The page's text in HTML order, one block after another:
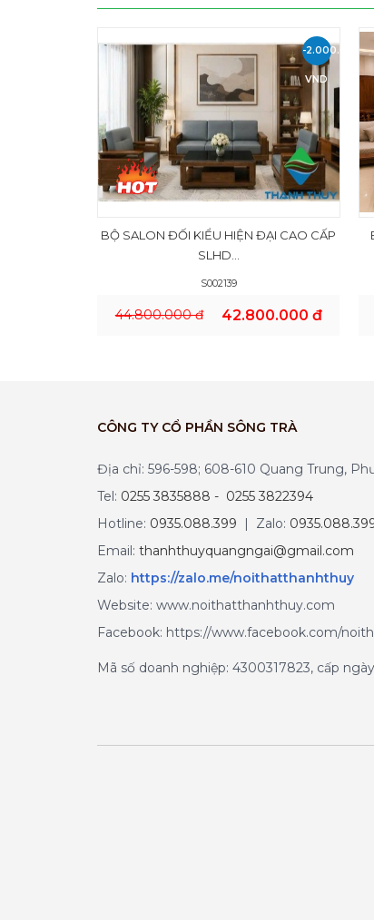
-2.000.000
VND
BỘ SALON ĐỐI KIỂU HIỆN ĐẠI CAO CẤP
SLHD...
S002139
44.800.000 đ 42.800.000 đ
CÔNG TY CỔ PHẦN SÔNG TRÀ
Địa chỉ: 596-598; 608-610 Quang Trung,
Tel: 0255 3835888 - 0255 3822394
Hotline: 0935.088.399 | Zalo:
Email: thanhthuyquangngai@gmail.com
Zalo: https://zalo.me/noithatthanhthuy
Website: www.noithatthanhthuy.com
Facebook: https://www.facebook.com/
Mã số doanh nghiệp: 4300317823, cấp